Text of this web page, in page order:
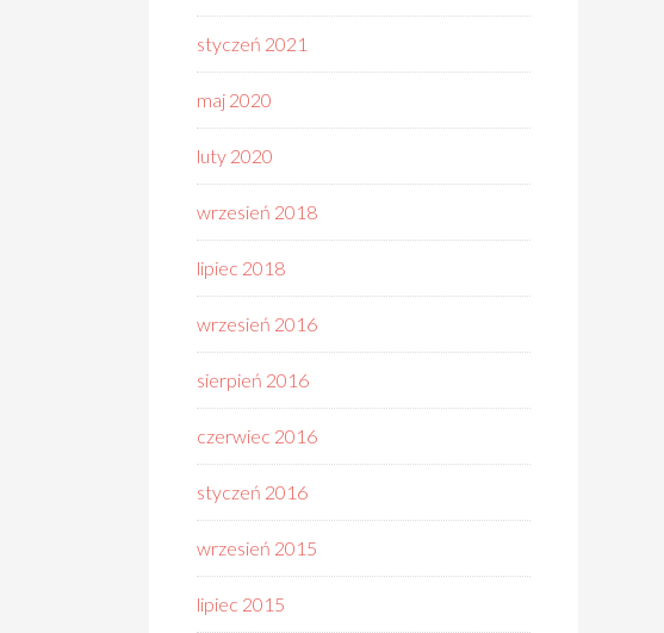
styczeń 2021
maj 2020
luty 2020
wrzesień 2018
lipiec 2018
wrzesień 2016
sierpień 2016
czerwiec 2016
styczeń 2016
wrzesień 2015
lipiec 2015